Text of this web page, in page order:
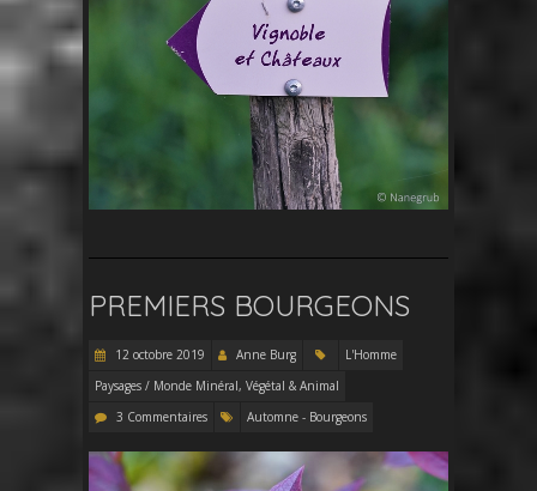
PREMIERS BOURGEONS
12 octobre 2019 Anne Burg
L'Homme
Paysages / Monde Minéral, Végétal & Animal
3 Commentaires
Automne - Bourgeons